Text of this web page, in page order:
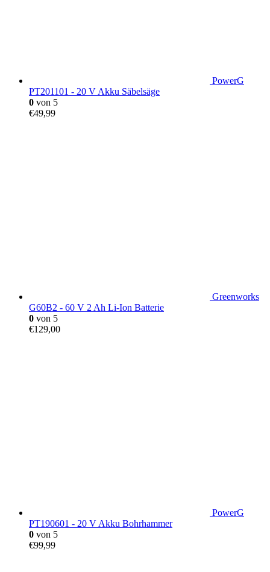
PowerG
PT201101 - 20 V Akku Säbelsäge
0 von 5
€49,99
Greenworks
G60B2 - 60 V 2 Ah Li-Ion Batterie
0 von 5
€129,00
PowerG
PT190601 - 20 V Akku Bohrhammer
0 von 5
€99,99